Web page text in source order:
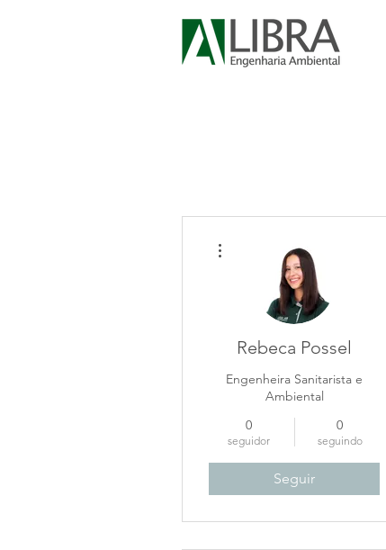
Rebeca Possel
Engenheira Sanitarista e
Ambiental
0
seguidor
0
seguindo
Seguir